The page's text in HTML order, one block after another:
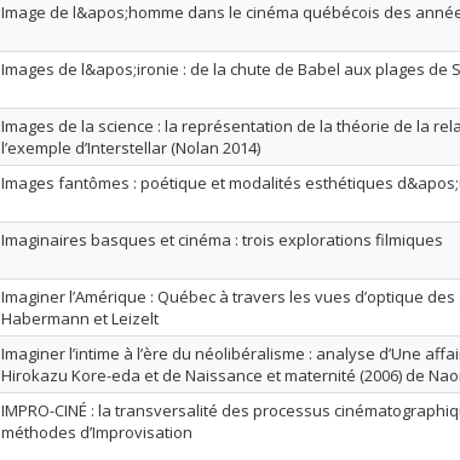
Image de l&apos;homme dans le cinéma québécois des
Images de l&apos;ironie : de la chute de Babel aux plages de
Images de la science : la représentation de la théorie de la
l’exemple d’Interstellar (Nolan 2014)
Images fantômes : poétique et modalités esthétiques
Imaginaires basques et cinéma : trois explorations filmiques
Imaginer l’Amérique : Québec à travers les vues d’optique
Habermann et Leizelt
Imaginer l’intime à l’ère du néolibéralisme : analyse d’Une
Hirokazu Kore-eda et de Naissance et maternité (2006) de
IMPRO-CINÉ : la transversalité des processus
méthodes d’Improvisation